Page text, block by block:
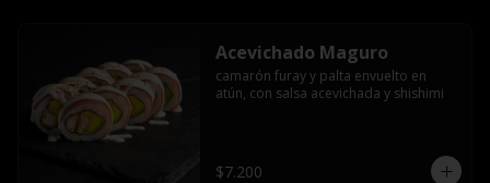
Acevichado Maguro
camarón furay y palta envuelto en
atún, con salsa acevichada y shishimi
$7.200